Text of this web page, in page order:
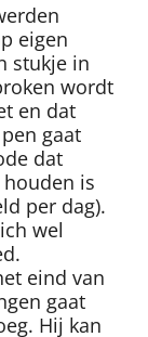
eigen
stukje in
wordt
en dat
gaat
dat
is
per dag).
wel
eind van
gaat
Hij kan